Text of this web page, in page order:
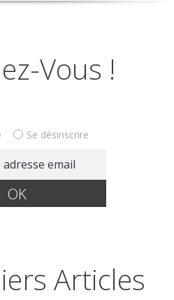
Vous !
Se désinscrire
Articles